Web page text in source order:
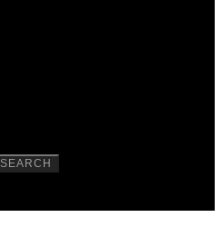
SEARCH